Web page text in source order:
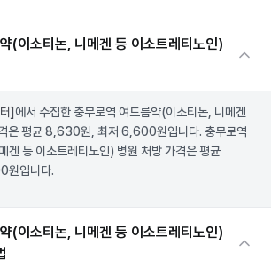
(이소티논, 니메겐 등 이소트레티노인)
] 에서 수집한 충무로역 여드름약(이소티논, 니메겐
은 평균 8,630원, 최저 6,600원입니다. 충무로역
겐 등 이소트레티노인) 병원 처방 가격은 평균
원입니다.
(이소티논, 니메겐 등 이소트레티노인)